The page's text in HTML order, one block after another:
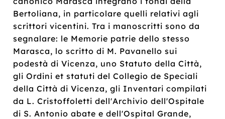
Bertoliana, in particolare quelli relativi agli
scrittori vicentini. Tra i manoscritti sono da
segnalare: le Memorie patrie dello stesso
Marasca, lo scritto di M. Pavanello sui
podestà di Vicenza, uno Statuto della Città,
gli Ordini et statuti del Collegio de Speciali
della Città di Vicenza, gli Inventari compilati
da L. Cristoffoletti dell'Archivio dell'Ospitale
di S. Antonio abate e dell'Ospital Grande,